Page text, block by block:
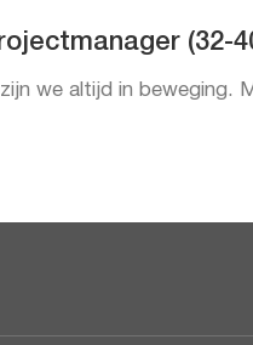
(32-
we altijd in beweging.